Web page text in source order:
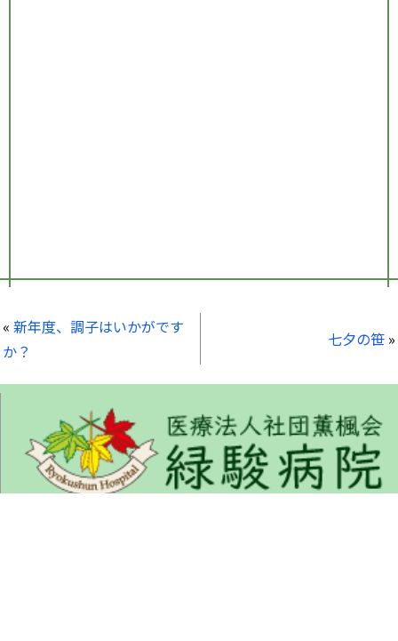
« 新年度、調子はいかがです
か？
七夕の笹 »